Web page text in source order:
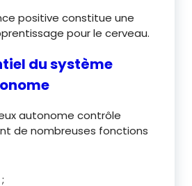
positive constitue une
pour le cerveau.
du système
autonome contrôle
de nombreuses fonctions